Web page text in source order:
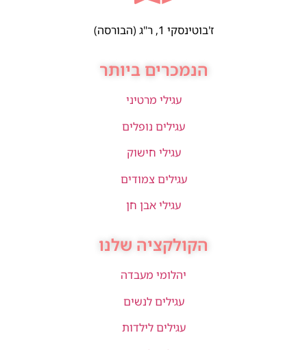
ז'בוטינסקי 1, ר"ג (הבורסה)
הנמכרים ביותר
עגילי מרטיני
עגילים נופלים
עגילי חישוק
עגילים צמודים
עגילי אבן חן
הקולקציה שלנו
יהלומי מעבדה
עגילים לנשים
עגילים לילדות